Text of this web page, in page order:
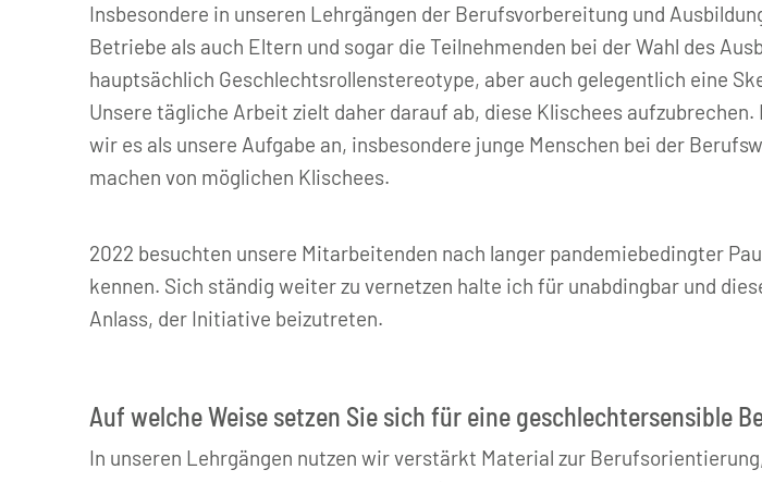
Insbesondere in unseren Lehrgängen der Berufsvorbereitung und
Betriebe als auch Eltern und sogar die Teilnehmenden bei der Wahl des
hauptsächlich Geschlechtsrollenstereotype, aber auch gelegentlich eine
Unsere tägliche Arbeit zielt daher darauf ab, diese Klischees
wir es als unsere Aufgabe an, insbesondere junge Menschen bei der
machen von möglichen Klischees.
2022 besuchten unsere Mitarbeitenden nach langer pandemiebedingter
kennen. Sich ständig weiter zu vernetzen halte ich für unabdingbar und
Anlass, der Initiative beizutreten.
Auf welche Weise setzen Sie sich für eine geschlechtersensible
In unseren Lehrgängen nutzen wir verstärkt Material zur